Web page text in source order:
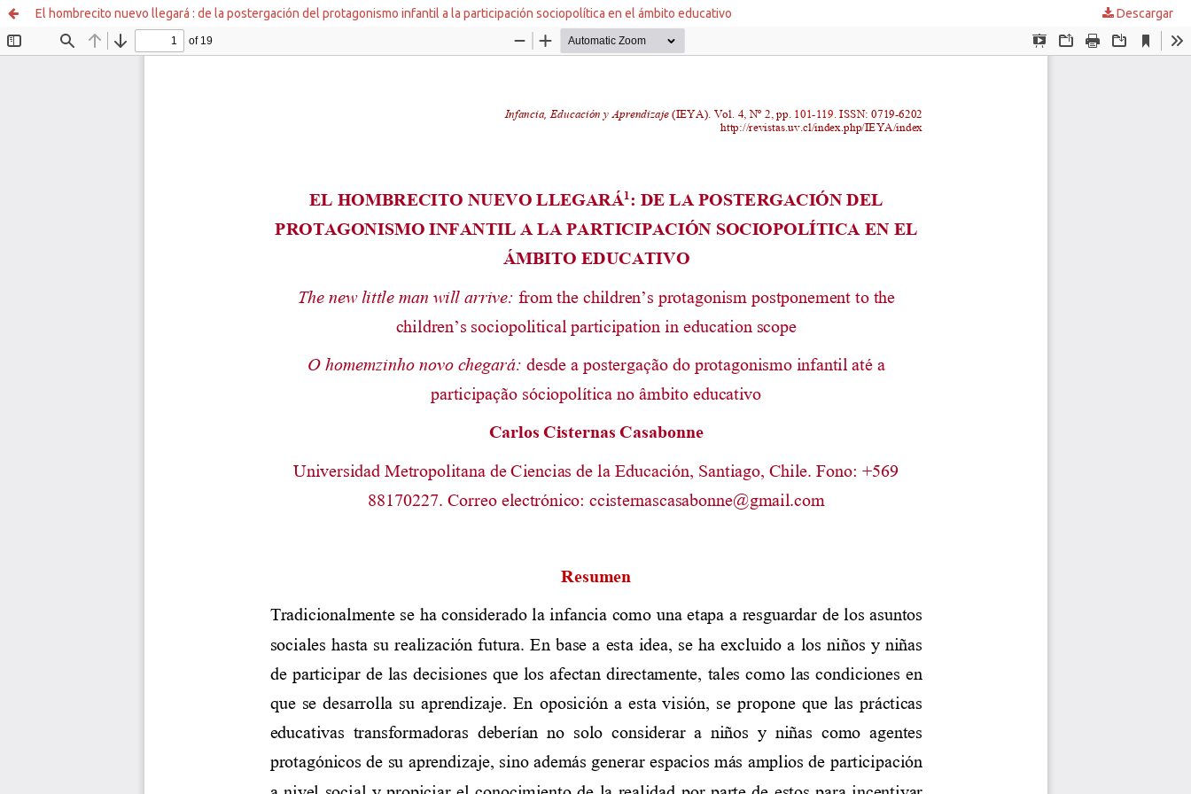
El hombrecito nuevo llegará : de la postergación del protagonismo infantil a la participación sociopolítica en el ámbito educativo Descargar